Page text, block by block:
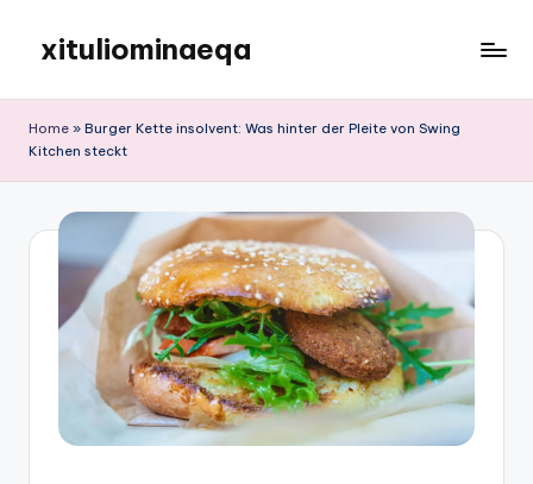
content
xituliominaeqa
Home » Burger Kette insolvent: Was hinter der Pleite von Swing
Kitchen steckt